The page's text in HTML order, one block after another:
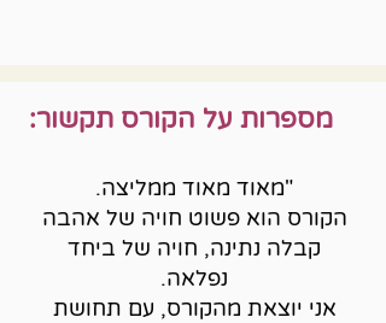
מספרות על הקורס תקשור:
"מאוד מאוד ממליצה.
הקורס הוא פשוט חויה של אהבה
קבלה נתינה, חויה של ביחד
נפלאה.
אני יוצאת מהקורס, עם תחושת